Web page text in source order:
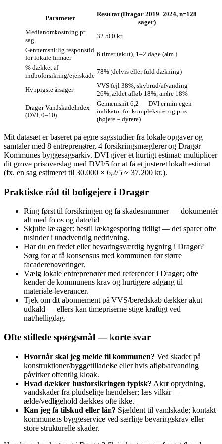
Parameter
Resultat (Dragør 2019–2024, n=128
sager)
Medianomkostning pr.
sag
32.500 kr.
Gennemsnitlig responstid
for lokale firmaer
6 timer (akut), 1–2 dage (alm.)
% dækket af
indboforsikring/ejerskade
78% (delvis eller fuld dækning)
Hyppigste årsager
VVS‑fejl 38%, skybrud/afvanding
26%, ældet afløb 18%, andre 18%
Dragør VandskadeIndex
(DVI, 0–10)
Gennemsnit 6,2 — DVI er min egen
indikator for kompleksitet og pris
(højere = dyrere)
Mit datasæt er baseret på egne sagsstudier fra lokale opgaver og
samtaler med 8 entreprenører, 4 forsikringsmæglerer og Dragør
Kommunes byggesagsarkiv. DVI giver et hurtigt estimat: multiplicer
dit grove prisoverslag med DVI/5 for at få et justeret lokalt estimat
(fx. en sag estimeret til 30.000 × 6,2/5 ≈ 37.200 kr.).
Praktiske råd til boligejere i Dragør
Ring først til forsikringen og få skadesnummer — dokumentér
alt med fotos og dato/tid.
Skjulte lækager: bestil lækagesporing tidligt — det sparer ofte
tusinder i unødvendig nedrivning.
Har du en fredet eller bevaringsværdig bygning i Dragør?
Sørg for at få konsensus med kommunen før større
facaderenoveringer.
Vælg lokale entreprenører med referencer i Dragør; ofte
kender de kommunens krav og hurtigere adgang til
materiale‑leverancer.
Tjek om dit abonnement på VVS/beredskab dækker akut
udkald — ellers kan timepriserne stige kraftigt ved
nat/helligdag.
Ofte stillede spørgsmål — korte svar
Hvornår skal jeg melde til kommunen? Ved skader på
konstruktioner/byggetilladelse eller hvis afløb/afvanding
påvirker offentlig kloak.
Hvad dækker husforsikringen typisk? Akut oprydning,
vandskader fra pludselige hændelser; læs vilkår —
ælde/vedligehold dækkes ofte ikke.
Kan jeg få tilskud eller lån? Sjældent til vandskade; kontakt
kommunens byggeservice ved særlige bevaringskrav eller
store strukturelle skader.